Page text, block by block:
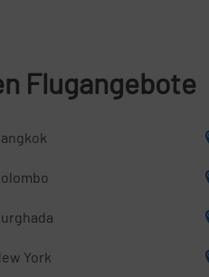
Flugangebote
York